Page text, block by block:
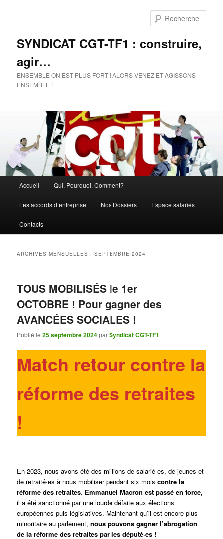
SYNDICAT CGT-TF1 : construire,
agir…
ENSEMBLE ON EST PLUS FORT ! ALORS VENEZ ET AGISSONS
ENSEMBLE !
principal
Aller
au
contenu
principal
Aller
au
contenu
secondaire
Accueil Qui, Pourquoi, Comment?
Les accords d’entreprise Nos Dossiers Espace salariés
Contacts
ARCHIVES MENSUELLES :SEPTEMBRE 2024
TOUS MOBILISÉS le 1er
OCTOBRE ! Pour gagner des
AVANCÉES SOCIALES !
Publié le25 septembre 2024parSyndicat CGT-TF1
Match retour contre la
réforme des retraites
!
En 2023, nous avons été des millions de salarié·es, de jeunes et
de retraité·es à nous mobiliser pendant six mois contre la
réforme des retraites. Emmanuel Macron est passé en force,
il a été sanctionné par une lourde défaite aux élections
européennes puis législatives. Maintenant qu’il est encore plus
minoritaire au parlement,nous pouvons gagner l’abrogation
de la réforme des retraites par les député·es !